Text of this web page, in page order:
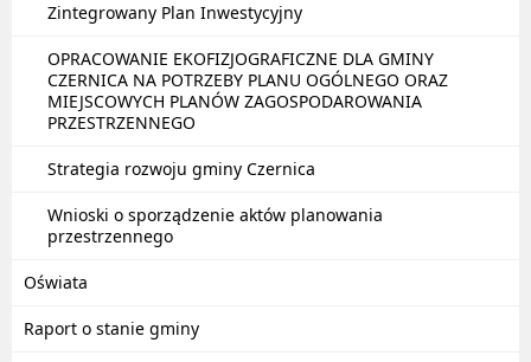
Zintegrowany Plan Inwestycyjny
OPRACOWANIE EKOFIZJOGRAFICZNE DLA GMINY
CZERNICA NA POTRZEBY PLANU OGÓLNEGO ORAZ
MIEJSCOWYCH PLANÓW ZAGOSPODAROWANIA
PRZESTRZENNEGO
Strategia rozwoju gminy Czernica
Wnioski o sporządzenie aktów planowania
przestrzennego
Oświata
Raport o stanie gminy